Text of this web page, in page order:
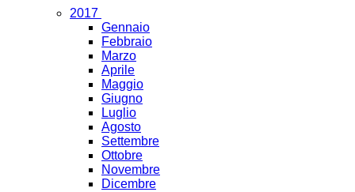
2017
Gennaio
Febbraio
Marzo
Aprile
Maggio
Giugno
Luglio
Agosto
Settembre
Ottobre
Novembre
Dicembre